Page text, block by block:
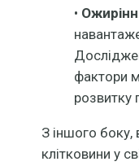
•
фактори
розвитку
З іншого боку,
клітковини у